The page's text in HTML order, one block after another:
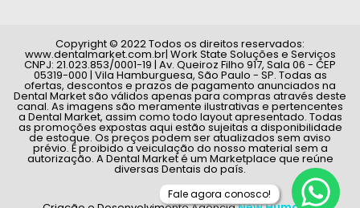
Copyright © 2022 Todos os direitos reservados:
www.dentalmarket.com.br| Work State Soluções e Serviços
CNPJ: 21.023.853/0001-19 | Av. Queiroz Filho 917, Sala 06 - CEP
05319-000 | Vila Hamburguesa, São Paulo - SP. Todas as
ofertas, descontos e prazos de pagamento anunciados na
Dental Market são válidos apenas para compras através deste
canal. As imagens são meramente ilustrativas e pertencentes
a Dental Market, assim como todo layout apresentado. Todas
as promoções expostas aqui estão sujeitas a disponibilidade
de estoque. Os preços podem ser atualizados sem aviso
prévio. É proibido a veiculação do nosso material sem a
autorização. A Dental Market é um Marketplace que reúne
diversas Dentais do país.
Fale agora conosco!